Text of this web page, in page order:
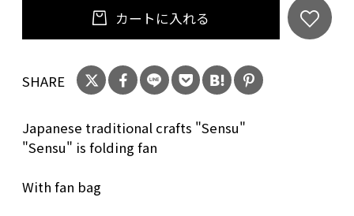
【HP】https://kobuta-nia-
momoboo.amebaownd.com
扇子仕様：7.5寸45間（約22.5cm、骨数45本）
扇子袋付き
セット内容：専用ケースに扇子本体・扇子袋・
カートに入れる
SHARE
Japanese traditional crafts "Sensu"
"Sensu" is folding fan
With fan bag